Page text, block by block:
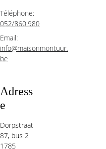
Adress
e
Dorpstraat
87, bus 2
1785
Téléphone:
052/860.980
Email:
info@maisonmontuur.
be